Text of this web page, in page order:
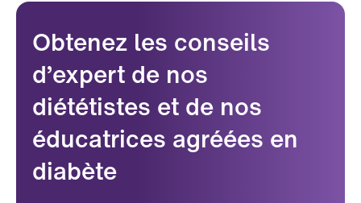
Obtenez les conseils
d’expert de nos
diététistes et de nos
éducatrices agréées en
diabète